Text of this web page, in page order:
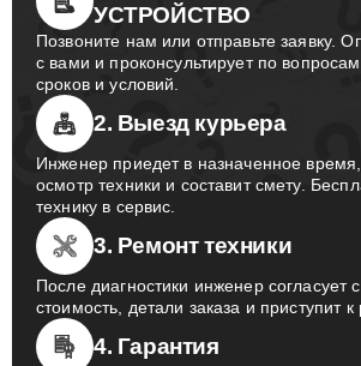
УСТРОЙСТВО
Позвоните нам или отправьте заявку.
с вами и проконсультирует по вопросам
сроков и условий.
2. Выезд курьера
Инженер приедет в назначенное
осмотр техники и составит смету.
технику в сервис.
3. Ремонт техники
После диагностики инженер согласует
стоимость, детали заказа и приступит к
4. Гарантия